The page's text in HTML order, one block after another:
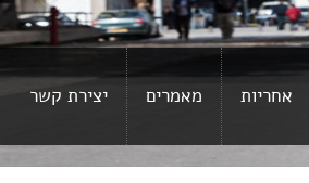
אחריות מאמרים יצירת קשר